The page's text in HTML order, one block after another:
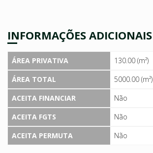
INFORMAÇÕES ADICIONAIS
ÁREA PRIVATIVA
130.00 (m²)
ÁREA TOTAL
5000.00 (m²)
ACEITA FINANCIAR
Não
ACEITA FGTS
Não
ACEITA PERMUTA
Não